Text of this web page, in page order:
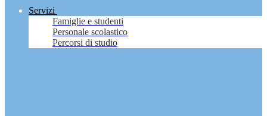
Servizi
Famiglie e studenti
Personale scolastico
Percorsi di studio